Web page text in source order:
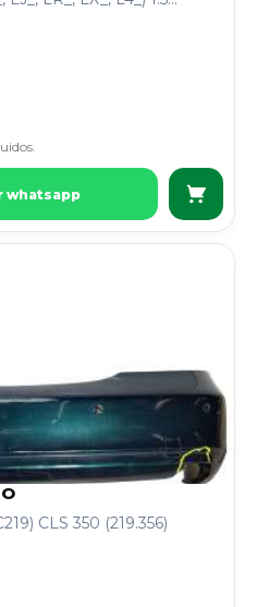
whatsapp
CLS 350 (219.356)